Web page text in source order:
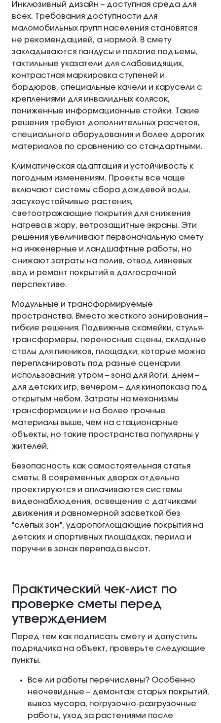
Инклюзивный дизайн – доступная среда для
всех. Требования доступности для
маломобильных групп населения становятся
не рекомендацией, а нормой. В смету
закладываются пандусы и пологие подъемы,
тактильные указатели для слабовидящих,
контрастная маркировка ступеней и
бордюров, специальные качели и карусели с
креплениями для инвалидных колясок,
пониженные информационные стойки. Такие
решения требуют дополнительных расчетов,
специального оборудования и более дорогих
материалов по сравнению со стандартными.
Климатическая адаптация и устойчивость к
погодным изменениям. Проекты все чаще
включают системы сбора дождевой воды,
засухоустойчивые растения,
светоотражающие покрытия для снижения
нагрева в жару, ветрозащитные экраны. Эти
решения увеличивают первоначальную смету
на инженерные и ландшафтные работы, но
снижают затраты на полив, отвод ливневых
вод и ремонт покрытий в долгосрочной
перспективе.
Модульные и трансформируемые
пространства. Вместо жесткого зонирования –
гибкие решения. Подвижные скамейки, стулья-
трансформеры, переносные сцены, складные
столы для пикников, площадки, которые можно
перепланировать под разные сценарии
использования: утром – зона для йоги, днем –
для детских игр, вечером – для кинопоказа под
открытым небом. Затраты на механизмы
трансформации и на более прочные
материалы выше, чем на стационарные
объекты, но такие пространства популярны у
жителей.
Безопасность как самостоятельная статья
сметы. В современных дворах отдельно
проектируются и оплачиваются системы
видеонаблюдения, освещение с датчиками
движения и равномерной засветкой без
"слепых зон", ударопоглощающие покрытия на
детских и спортивных площадках, перила и
поручни в зонах перепада высот.
Практический чек-лист по
проверке сметы перед
утверждением
Перед тем как подписать смету и допустить
подрядчика на объект, проверьте следующие
пункты.
Все ли работы перечислены? Особенно
неочевидные – демонтаж старых покрытий,
вывоз мусора, погрузочно-разгрузочные
работы, уход за растениями после